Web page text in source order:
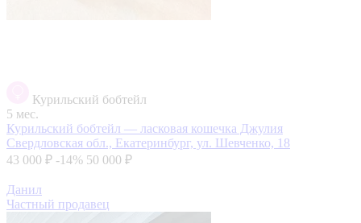
Курильский бобтейл
5 мес.
Курильский бобтейл — ласковая кошечка Джулия
Свердловская обл., Екатеринбург, ул. Шевченко, 18
43 000 ₽ -14% 50 000 ₽
Данил
Частный продавец